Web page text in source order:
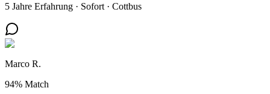
5 Jahre Erfahrung · Sofort · Cottbus
Marco R.
94% Match